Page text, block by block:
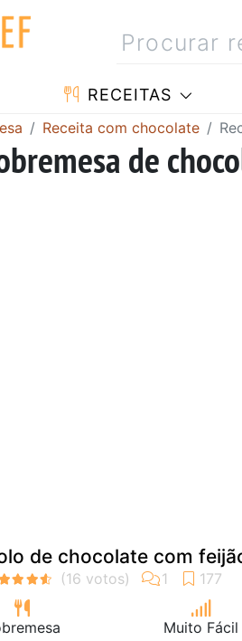
RECEITAS
Receita com chocolate
de
de chocolate com
Muito Fácil